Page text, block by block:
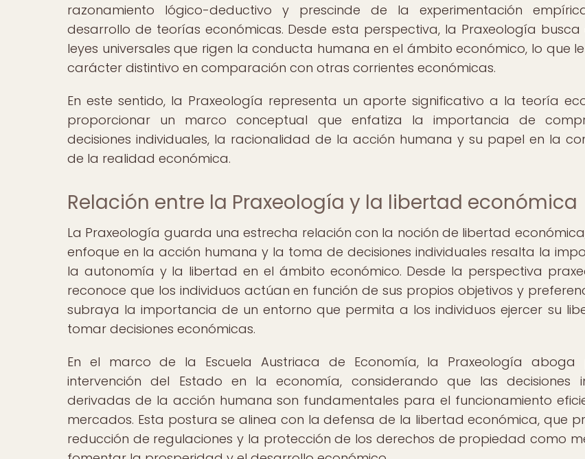
razonamiento lógico-deductivo y prescinde de la experimentación
desarrollo de teorías económicas. Desde esta perspectiva, la Praxeología
leyes universales que rigen la conducta humana en el ámbito económico, lo que
carácter distintivo en comparación con otras corrientes económicas.
En este sentido, la Praxeología representa un aporte significativo a la teoría
proporcionar un marco conceptual que enfatiza la importancia de
decisiones individuales, la racionalidad de la acción humana y su papel en la
de la realidad económica.
Relación entre la Praxeología y la libertad económica
La Praxeología guarda una estrecha relación con la noción de libertad
enfoque en la acción humana y la toma de decisiones individuales resalta la
la autonomía y la libertad en el ámbito económico. Desde la perspectiva
reconoce que los individuos actúan en función de sus propios objetivos y
subraya la importancia de un entorno que permita a los individuos ejercer su
tomar decisiones económicas.
En el marco de la Escuela Austriaca de Economía, la Praxeología
intervención del Estado en la economía, considerando que las decisiones
derivadas de la acción humana son fundamentales para el funcionamiento
mercados. Esta postura se alinea con la defensa de la libertad económica, que
reducción de regulaciones y la protección de los derechos de propiedad como